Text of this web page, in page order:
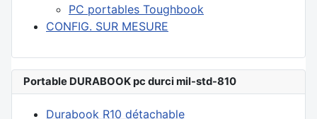
PC portables Toughbook
CONFIG. SUR MESURE
Portable DURABOOK pc durci mil-std-810
Durabook R10 détachable